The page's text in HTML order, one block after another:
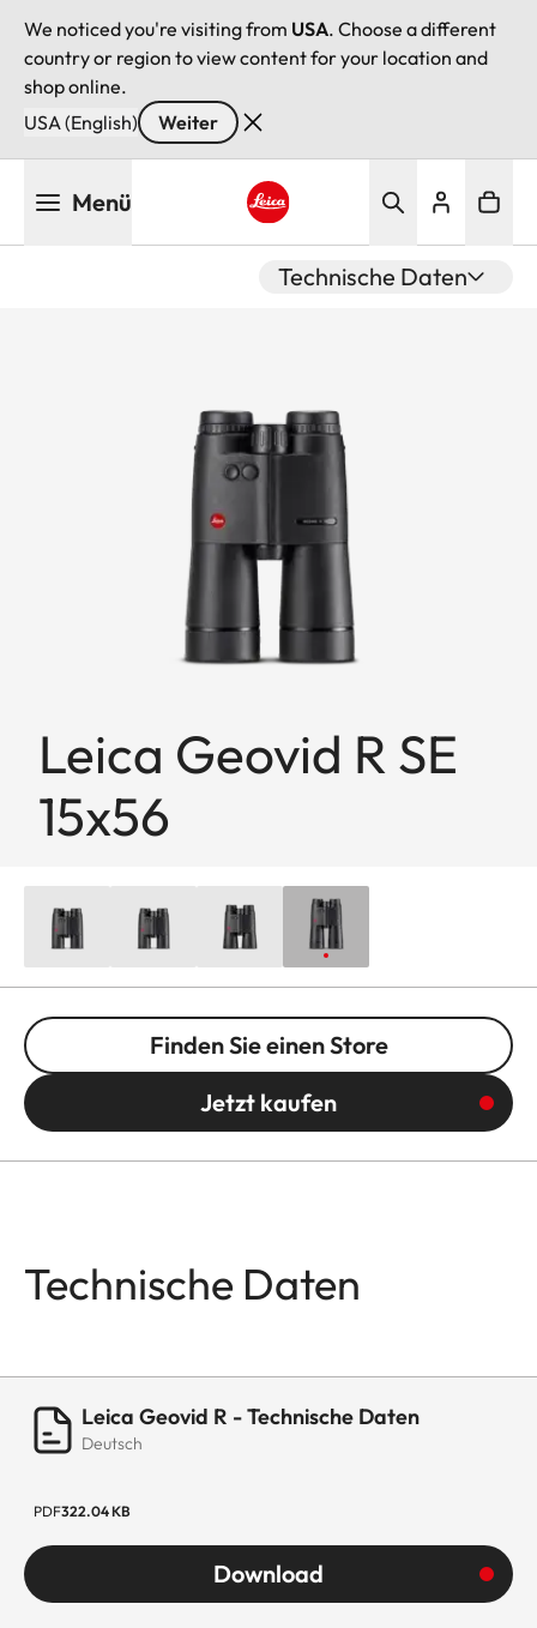
We noticed you're visiting from USA. Choose a different
country or region to view content for your location and
shop online.
USA (English)
Weiter
Menü
Technische Daten
Leica Geovid R SE
15x56
Finden Sie einen Store
Jetzt kaufen
Technische Daten
Leica Geovid R - Technische Daten
Deutsch
PDF322.04 KB
Download